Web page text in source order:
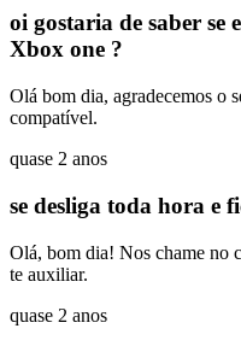
oi gostaria de saber se
Xbox one ?
Olá bom dia, agradecemos o
compatível.
quase 2 anos
se desliga toda hora e
Olá, bom dia! Nos chame no
te auxiliar.
quase 2 anos